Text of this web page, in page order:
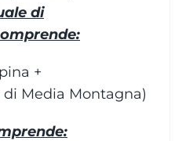
di
+
Media Montagna)